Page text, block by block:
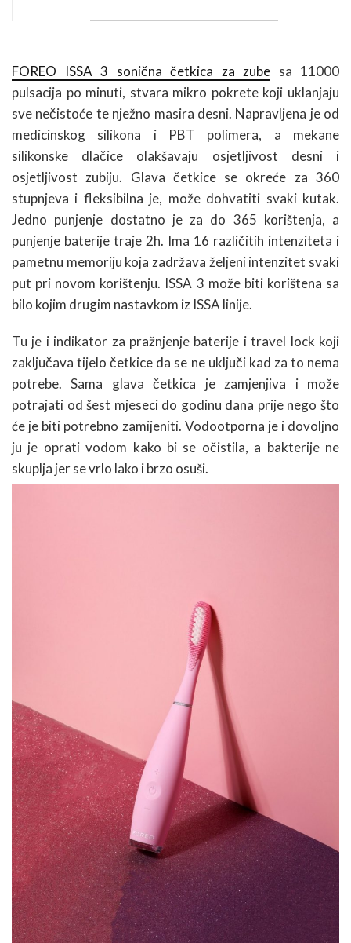
FOREO ISSA 3 sonična četkica za zube sa 11000
pulsacija po minuti, stvara mikro pokrete koji uklanjaju
sve nečistoće te nježno masira desni. Napravljena je od
medicinskog silikona i PBT polimera, a mekane
silikonske dlačice olakšavaju osjetljivost desni i
osjetljivost zubiju. Glava četkice se okreće za 360
stupnjeva i fleksibilna je, može dohvatiti svaki kutak.
Jedno punjenje dostatno je za do 365 korištenja, a
punjenje baterije traje 2h. Ima 16 različitih intenziteta i
pametnu memoriju koja zadržava željeni intenzitet svaki
put pri novom korištenju. ISSA 3 može biti korištena sa
bilo kojim drugim nastavkom iz ISSA linije.
Tu je i indikator za pražnjenje baterije i travel lock koji
zaključava tijelo četkice da se ne uključi kad za to nema
potrebe. Sama glava četkica je zamjenjiva i može
potrajati od šest mjeseci do godinu dana prije nego što
će je biti potrebno zamijeniti. Vodootporna je i dovoljno
ju je oprati vodom kako bi se očistila, a bakterije ne
skuplja jer se vrlo lako i brzo osuši.